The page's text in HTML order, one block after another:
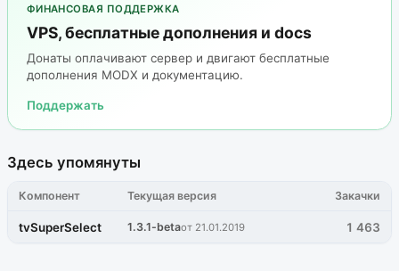
ФИНАНСОВАЯ ПОДДЕРЖКА
VPS, бесплатные дополнения и docs
Донаты оплачивают сервер и двигают бесплатные
дополнения MODX и документацию.
Поддержать
Здесь упомянуты
Компонент Текущая версия Закачки
tvSuperSelect 1.3.1-betaот 21.01.2019 1 463